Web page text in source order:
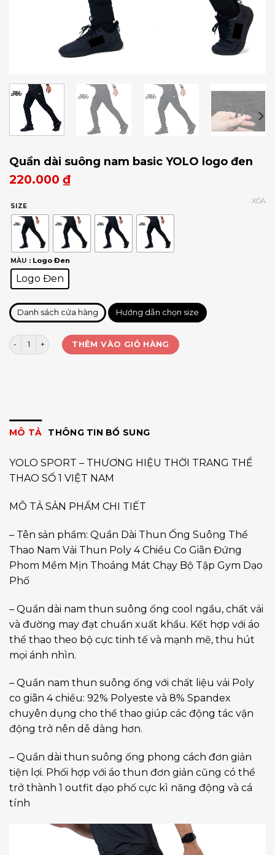
Quần dài suông nam basic YOLO logo đen
220.000 ₫
SIZE
MÀU : Logo Đen
Logo Đen
XÓA
Danh sách cửa hàng Hướng dẫn chọn size
Quần dài suông nam basic YOLO logo đen số lượng
THÊM VÀO GIỎ HÀNG
MÔ TẢ THÔNG TIN BỔ SUNG
YOLO SPORT – THƯƠNG HIỆU THỜI TRANG THỂ
THAO SỐ 1 VIỆT NAM
MÔ TẢ SẢN PHẨM CHI TIẾT
– Tên sản phẩm: Quần Dài Thun Ống Suông Thể
Thao Nam Vải Thun Poly 4 Chiều Co Giãn Đứng
Phom Mềm Mịn Thoáng Mát Chạy Bộ Tập Gym Dạo
Phố
– Quần dài nam thun suông ống cool ngầu, chất vải
và đường may đạt chuẩn xuất khẩu. Kết hợp với áo
thể thao theo bộ cực tinh tế và mạnh mẽ, thu hút
mọi ánh nhìn.
– Quần nam thun suông ống với chất liệu vải Poly
co giãn 4 chiều: 92% Polyeste và 8% Spandex
chuyên dụng cho thể thao giúp các động tác vận
động trở nên dễ dàng hơn.
– Quần dài thun suông ống phong cách đơn giản
tiện lợi. Phối hợp với áo thun đơn giản cũng có thể
trở thành 1 outfit dạo phố cực kì năng động và cá
tính